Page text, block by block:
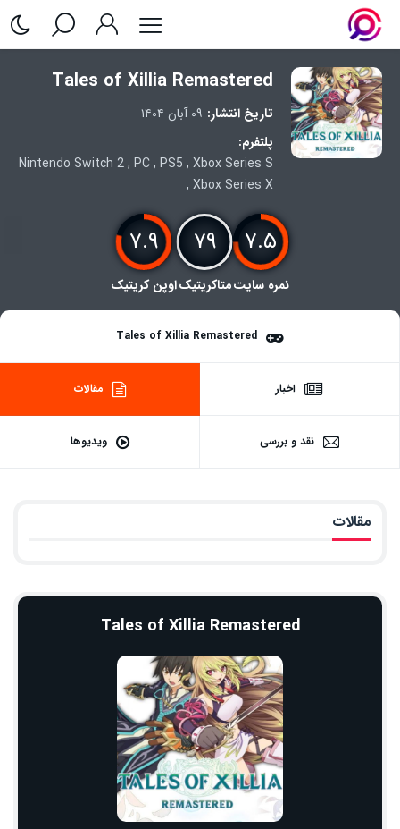
Tales of Xillia Remastered
تاریخ انتشار: ۰۹ آبان ۱۴۰۴
پلتفرم:
Nintendo Switch 2, PC, PS5 , Xbox Series S
, Xbox Series X
۷.۵
نمره سایت
۷۹
متاکریتیک
۷.۹
اوپن کریتیک
Tales of Xillia Remastered
اخبار مقالات
نقد و بررسی ویدیوها
مقالات
Tales of Xillia Remastered